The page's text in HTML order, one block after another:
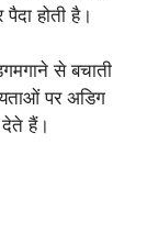
होती है।
से बचाती
पर अडिग
देते हैं।